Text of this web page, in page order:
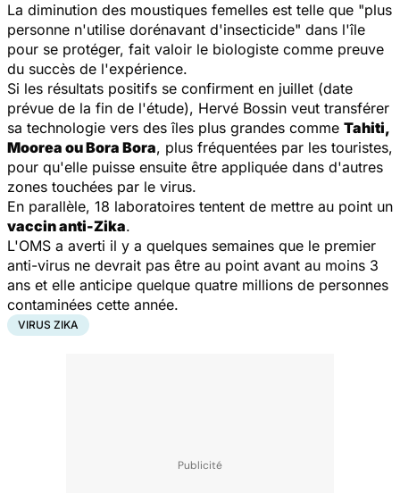
La diminution des moustiques femelles est telle que "plus
personne n'utilise dorénavant d'insecticide" dans l'île
pour se protéger, fait valoir le biologiste comme preuve
du succès de l'expérience.
Si les résultats positifs se confirment en juillet (date
prévue de la fin de l'étude), Hervé Bossin veut transférer
sa technologie vers des îles plus grandes comme Tahiti,
Moorea ou Bora Bora, plus fréquentées par les touristes,
pour qu'elle puisse ensuite être appliquée dans d'autres
zones touchées par le virus.
En parallèle, 18 laboratoires tentent de mettre au point un
vaccin anti-Zika.
L'OMS a averti il y a quelques semaines que le premier
anti-virus ne devrait pas être au point avant au moins 3
ans et elle anticipe quelque quatre millions de personnes
contaminées cette année.
VIRUS ZIKA